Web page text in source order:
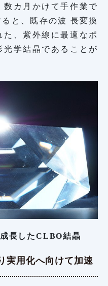
数カ月かけて手作業で
と、既存の波 長変換
、紫外線に最適なポ
学結晶であることが
長したCLBO結晶
実用化へ向けて加速